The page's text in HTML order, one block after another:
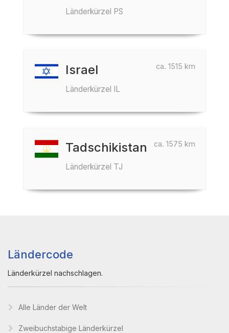
Länderkürzel PS
ca. 1515 km
Israel
Länderkürzel IL
ca. 1575 km
Tadschikistan
Länderkürzel TJ
Ländercode
Länderkürzel nachschlagen.
Alle Länder der Welt
Zweibuchstabige Länderkürzel